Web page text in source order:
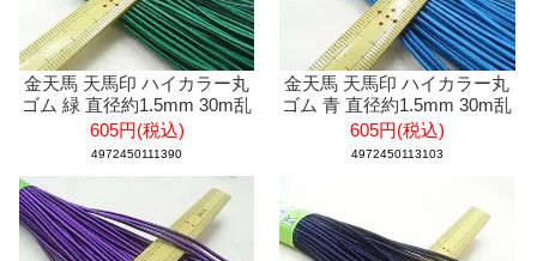
金天馬 天馬印 ハイカラー丸
ゴム 緑 直径約1.5mm 30m乱
605円(税込)
4972450111390
金天馬 天馬印 ハイカラー丸
ゴム 青 直径約1.5mm 30m乱
605円(税込)
4972450113103